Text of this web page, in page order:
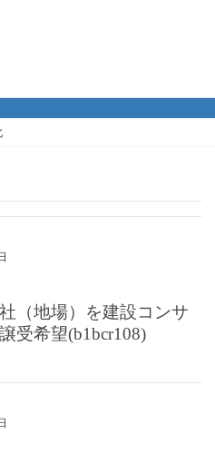
（地場）を建設コンサ
受希望(b1bcr108)